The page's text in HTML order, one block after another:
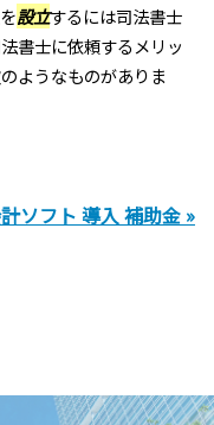
設立するには司法書士
書士に依頼するメリッ
ようなものがありま
ソフト 導入 補助金 »